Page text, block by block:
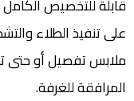
قابلة للتخصيص
على تنفيذ الطلاء
ملابس تفصيل أو حتى
المرافقة للغرفة.